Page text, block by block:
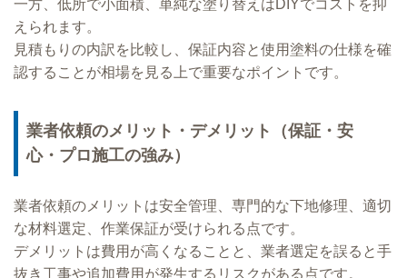
一方、低所で小面積、単純な塗り替えはDIYでコストを抑
えられます。
見積もりの内訳を比較し、保証内容と使用塗料の仕様を確
認することが相場を見る上で重要なポイントです。
業者依頼のメリット・デメリット（保証・安
心・プロ施工の強み）
業者依頼のメリットは安全管理、専門的な下地修理、適切
な材料選定、作業保証が受けられる点です。
デメリットは費用が高くなることと、業者選定を誤ると手
抜き工事や追加費用が発生するリスクがある点です。